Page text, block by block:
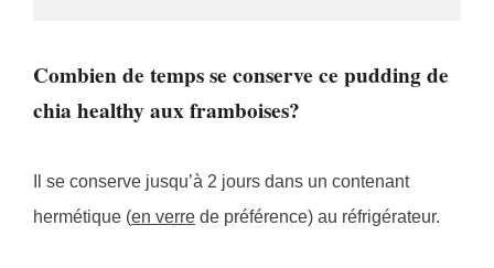
Combien de temps se conserve ce pudding de
chia healthy aux framboises?
Il se conserve jusqu’à 2 jours dans un contenant
hermétique (en verre de préférence) au réfrigérateur.